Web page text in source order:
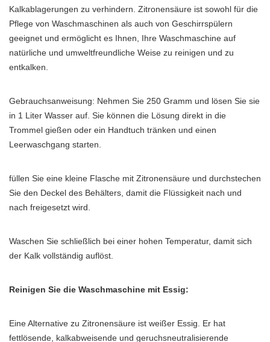
Kalkablagerungen zu verhindern. Zitronensäure ist sowohl für die
Pflege von Waschmaschinen als auch von Geschirrspülern
geeignet und ermöglicht es Ihnen, Ihre Waschmaschine auf
natürliche und umweltfreundliche Weise zu reinigen und zu
entkalken.
Gebrauchsanweisung: Nehmen Sie 250 Gramm und lösen Sie sie
in 1 Liter Wasser auf. Sie können die Lösung direkt in die
Trommel gießen oder ein Handtuch tränken und einen
Leerwaschgang starten.
füllen Sie eine kleine Flasche mit Zitronensäure und durchstechen
Sie den Deckel des Behälters, damit die Flüssigkeit nach und
nach freigesetzt wird.
Waschen Sie schließlich bei einer hohen Temperatur, damit sich
der Kalk vollständig auflöst.
Reinigen Sie die Waschmaschine mit Essig:
Eine Alternative zu Zitronensäure ist weißer Essig. Er hat
fettlösende, kalkabweisende und geruchsneutralisierende